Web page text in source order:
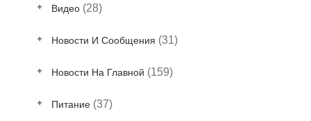
Видео (28)
Новости И Сообщения (31)
Новости На Главной (159)
Питание (37)